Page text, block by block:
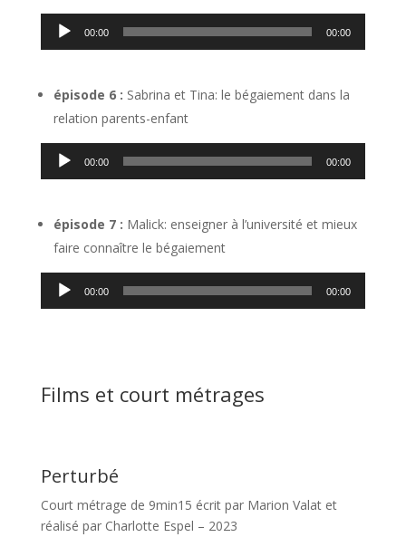
Lecteur
audio
00:00 00:00
épisode 6 : Sabrina et Tina: le bégaiement dans la
relation parents-enfant
Lecteur
audio
00:00 00:00
épisode 7 : Malick: enseigner à l’université et mieux
faire connaître le bégaiement
Lecteur
audio
00:00 00:00
Films et court métrages
Perturbé
Court métrage de 9min15 écrit par Marion Valat et
réalisé par Charlotte Espel – 2023